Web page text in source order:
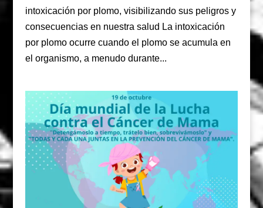
intoxicación por plomo, visibilizando sus peligros y
consecuencias en nuestra salud La intoxicación
por plomo ocurre cuando el plomo se acumula en
el organismo, a menudo durante...